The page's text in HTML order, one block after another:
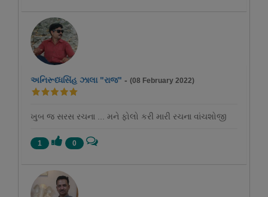
અનિરૂધ્ધસિંહ ઝાલા "રાજ" - (08 February 2022)
ખુબ જ સરસ રચના ... મને ફોલો કરી મારી રચના વાંચશોજી
1 0